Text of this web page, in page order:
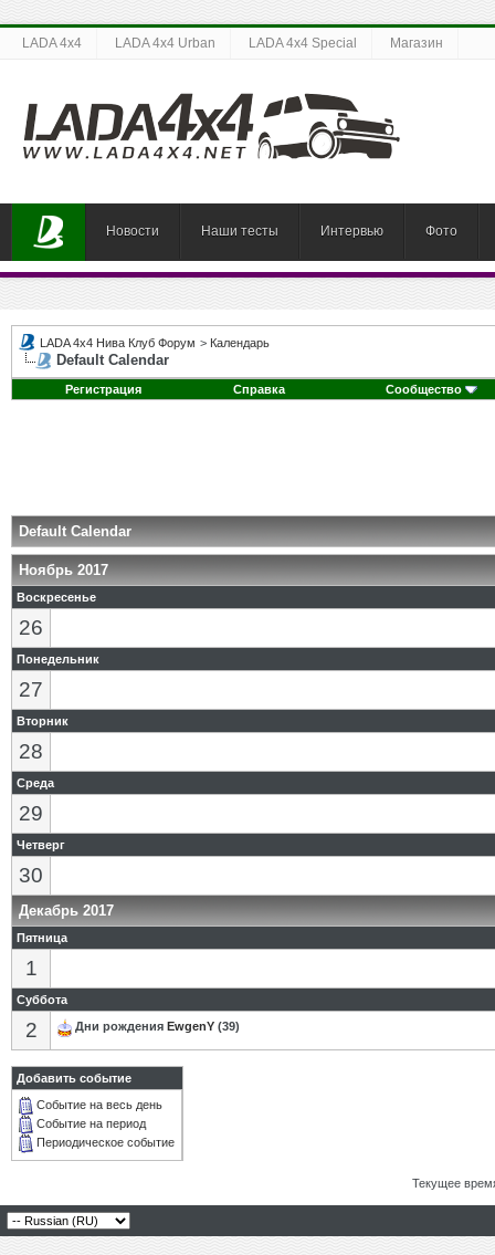
LADA 4x4 LADA 4x4 Urban LADA 4x4 Special Магазин
Новости Наши тесты Интервью Фото
LADA 4x4 Нива Клуб Форум > Календарь
Default Calendar
Регистрация Справка Сообщество
Default Calendar
Ноябрь 2017
Воскресенье
26
Понедельник
27
Вторник
28
Среда
29
Четверг
30
Декабрь 2017
Пятница
1
Суббота
2 Дни рождения EwgenY (39)
Добавить событие
Событие на весь день
Событие на период
Периодическое событие
Текущее